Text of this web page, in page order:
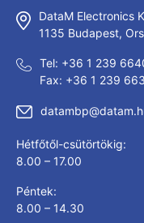
DataM Electronics
1135 Budapest,
Tel: +36 1 239
Fax: +36 1 239
Hétfőtől-csütörtökig:
8.00 – 17.00
Péntek:
8.00 – 14.30